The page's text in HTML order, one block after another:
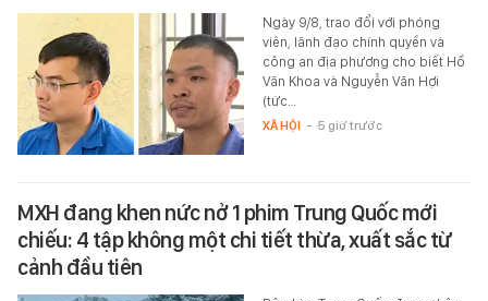
Ngày 9/8, trao đổi với phóng
viên, lãnh đạo chính quyền và
công an địa phương cho biết Hồ
Văn Khoa và Nguyễn Văn Hợi
(tức…
XÃ HỘI - 5 giờ trước
MXH đang khen nức nở 1 phim Trung Quốc mới
chiếu: 4 tập không một chi tiết thừa, xuất sắc từ
cảnh đầu tiên